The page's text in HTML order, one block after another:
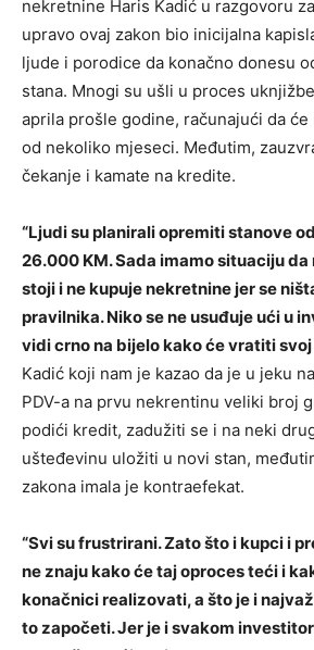
nekretnine Haris Kadić u razgovoru
upravo ovaj zakon bio inicijalna
ljude i porodice da konačno donesu
stana. Mnogi su ušli u proces
aprila prošle godine, računajući da
od nekoliko mjeseci. Međutim,
čekanje i kamate na kredite.
“Ljudi su planirali opremiti stanove
26.000 KM. Sada imamo situaciju
stoji i ne kupuje nekretnine jer se
pravilnika. Niko se ne usuđuje ući u
vidi crno na bijelo kako će vratiti svoj
Kadić koji nam je kazao da je u jeku
PDV-a na prvu nekrentinu veliki broj
podići kredit, zadužiti se i na neki
ušteđevinu uložiti u novi stan,
zakona imala je kontraefekat.
“Svi su frustrirani. Zato što i kupci i
ne znaju kako će taj oproces teći i
konačnici realizovati, a što je i
to započeti. Jer je i svakom